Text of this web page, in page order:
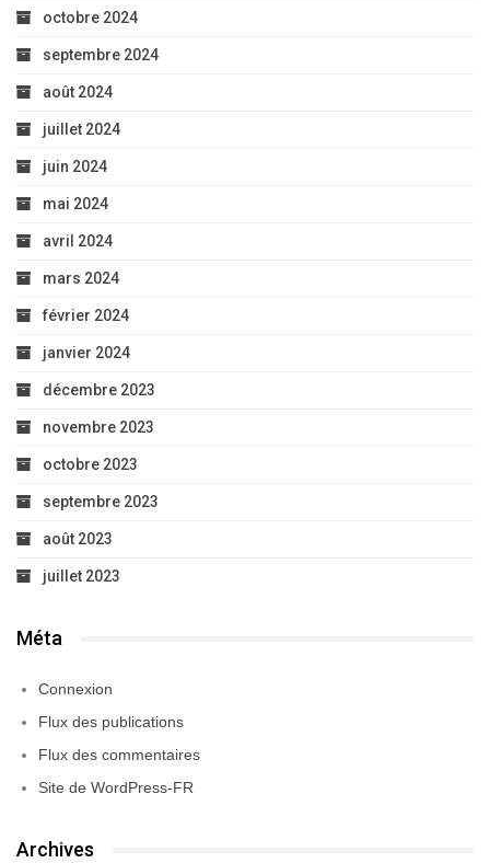
octobre 2024
septembre 2024
août 2024
juillet 2024
juin 2024
mai 2024
avril 2024
mars 2024
février 2024
janvier 2024
décembre 2023
novembre 2023
octobre 2023
septembre 2023
août 2023
juillet 2023
Méta
Connexion
Flux des publications
Flux des commentaires
Site de WordPress-FR
Archives